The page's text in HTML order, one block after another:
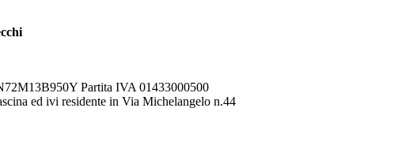
Partita IVA 01433000500
ed ivi residente in Via Michelangelo n.44